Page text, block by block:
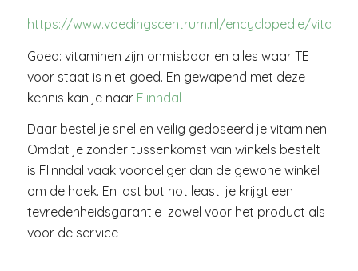
https://www.voedingscentrum.nl/encyclopedie/
Goed: vitaminen zijn onmisbaar en alles waar TE
voor staat is niet goed. En gewapend met deze
kennis kan je naar Flinndal
Daar bestel je snel en veilig gedoseerd je vitaminen.
Omdat je zonder tussenkomst van winkels bestelt
is Flinndal vaak voordeliger dan de gewone winkel
om de hoek. En last but not least: je krijgt een
tevredenheidsgarantie zowel voor het product als
voor de service